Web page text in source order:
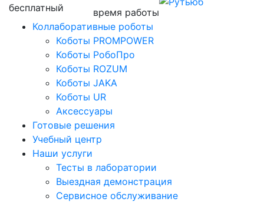
бесплатный
время работы
Коллаборативные роботы
Коботы PROMPOWER
Коботы РобоПро
Коботы ROZUM
Коботы JAKA
Коботы UR
Аксессуары
Готовые решения
Учебный центр
Наши услуги
Тесты в лаборатории
Выездная демонстрация
Сервисное обслуживание